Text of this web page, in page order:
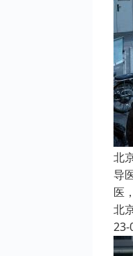
北
导
医
北
23-